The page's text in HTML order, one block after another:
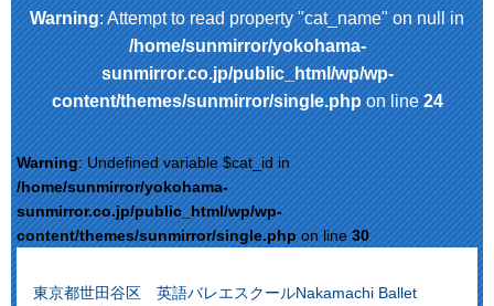
Warning: Attempt to read property "cat_name" on null in
/home/sunmirror/yokohama-
sunmirror.co.jp/public_html/wp/wp-
content/themes/sunmirror/single.phpon line24
Warning: Undefined variable $cat_id in
/home/sunmirror/yokohama-
sunmirror.co.jp/public_html/wp/wp-
content/themes/sunmirror/single.phpon line30
東京都世田谷区 英語バレエスクールNakamachi Ballet